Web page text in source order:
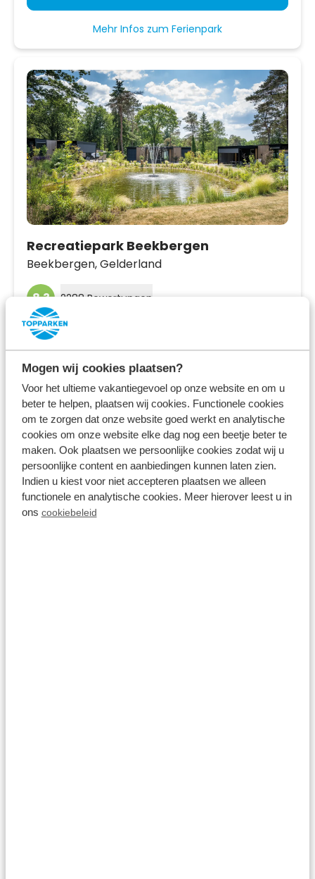
Mogen wij cookies plaatsen?
Voor het ultieme vakantiegevoel op onze website en om u
beter te helpen, plaatsen wij cookies. Functionele cookies
om te zorgen dat onze website goed werkt en analytische
cookies om onze website elke dag nog een beetje beter te
maken. Ook plaatsen we persoonlijke cookies zodat wij u
persoonlijke content en aanbiedingen kunnen laten zien.
Indien u kiest voor niet accepteren plaatsen we alleen
functionele en analytische cookies. Meer hierover leest u in
ons cookiebeleid
Mehr Infos zum Ferienpark
Recreatiepark Beekbergen
Beekbergen,Gelderland
8.3 2288 Bewertungen
Mitten in den Wäldern von Gelderland
Wellnesseinrichtungen
In der Nähe des Nationalparks De Hoge
Veluwe
Fr 14. August - Mo 17. August
3 Nächte
2 Gäste
Ab:
460,00 €